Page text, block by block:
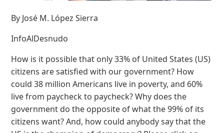
By José M. López Sierra
InfoAlDesnudo
How is it possible that only 33% of United States (US)
citizens are satisfied with our government? How
could 38 million Americans live in poverty, and 60%
live from paycheck to paycheck? Why does the
government do the opposite of what the 99% of its
citizens want? And, how could anybody say that the